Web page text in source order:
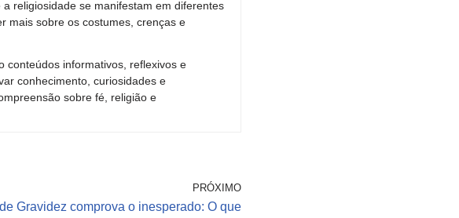
religiosidade se manifestam em diferentes
mais sobre os costumes, crenças e
conteúdos informativos, reflexivos e
conhecimento, curiosidades e
sobre fé, religião e
PRÓXIMO
Gravidez comprova o inesperado: O que